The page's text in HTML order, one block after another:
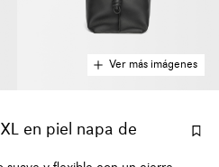
Ver más imágenes
en piel napa de